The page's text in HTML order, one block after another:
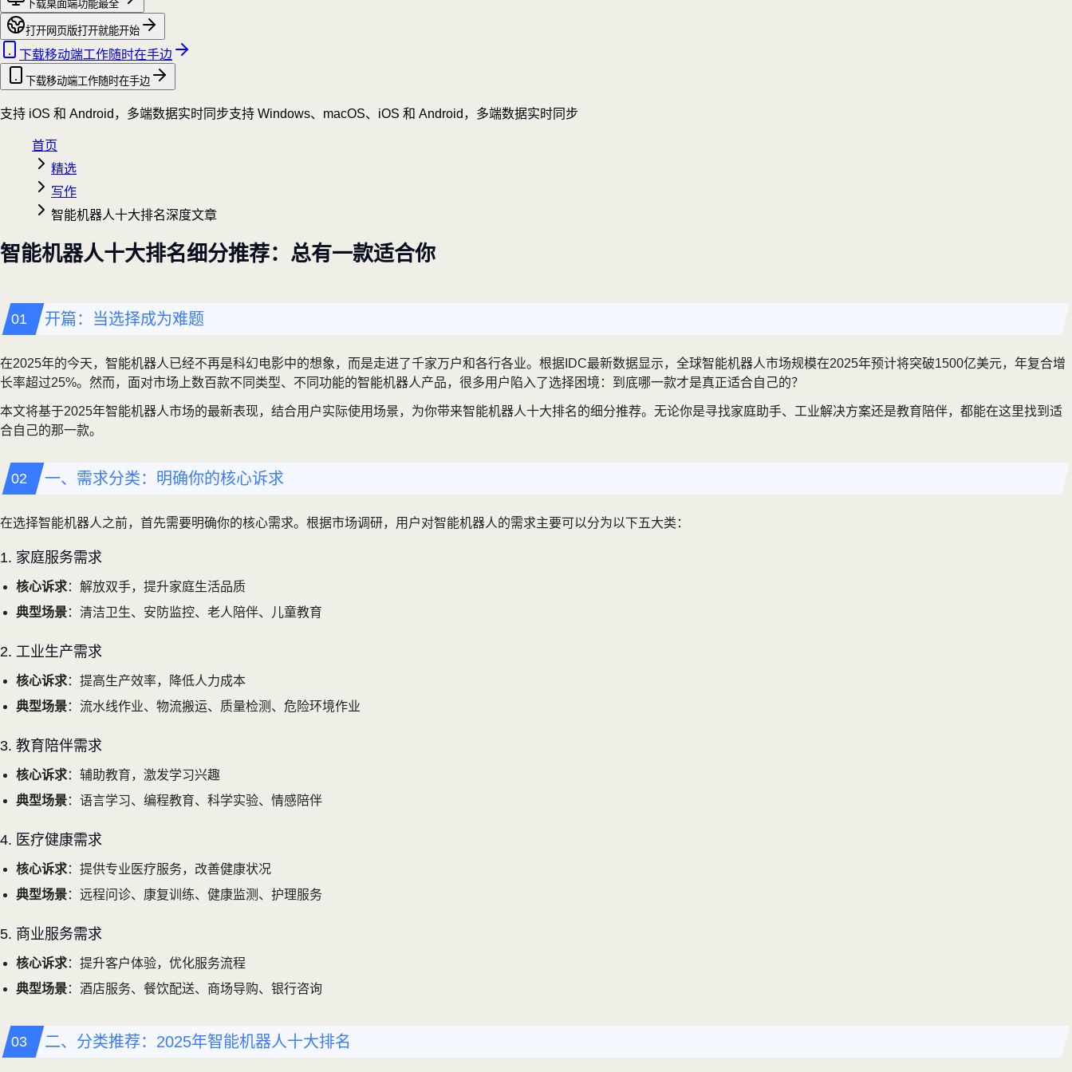
下载桌面端功能最全
打开网页版打开就能开始
下载移动端工作随时在手边
下载移动端工作随时在手边
支持 iOS 和 Android，多端数据实时同步支持 Windows、macOS、iOS 和 Android，多端数据实时同步
首页
精选
写作
智能机器人十大排名深度文章
智能机器人十大排名细分推荐：总有一款适合你
开篇：当选择成为难题
在2025年的今天，智能机器人已经不再是科幻电影中的想象，而是走进了千家万户和各行各业。根据IDC最新数据显示，全球智能机器人市场规模在2025年预计将突破1500亿美元，年复合增
长率超过25%。然而，面对市场上数百款不同类型、不同功能的智能机器人产品，很多用户陷入了选择困境：到底哪一款才是真正适合自己的？
本文将基于2025年智能机器人市场的最新表现，结合用户实际使用场景，为你带来智能机器人十大排名的细分推荐。无论你是寻找家庭助手、工业解决方案还是教育陪伴，都能在这里找到适
合自己的那一款。
一、需求分类：明确你的核心诉求
在选择智能机器人之前，首先需要明确你的核心需求。根据市场调研，用户对智能机器人的需求主要可以分为以下五大类：
1. 家庭服务需求
核心诉求：解放双手，提升家庭生活品质
典型场景：清洁卫生、安防监控、老人陪伴、儿童教育
2. 工业生产需求
核心诉求：提高生产效率，降低人力成本
典型场景：流水线作业、物流搬运、质量检测、危险环境作业
3. 教育陪伴需求
核心诉求：辅助教育，激发学习兴趣
典型场景：语言学习、编程教育、科学实验、情感陪伴
4. 医疗健康需求
核心诉求：提供专业医疗服务，改善健康状况
典型场景：远程问诊、康复训练、健康监测、护理服务
5. 商业服务需求
核心诉求：提升客户体验，优化服务流程
典型场景：酒店服务、餐饮配送、商场导购、银行咨询
二、分类推荐：2025年智能机器人十大排名